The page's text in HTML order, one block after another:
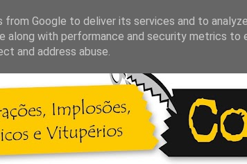
from Google to deliver its services and to
along with performance and security metrics to
and address abuse.